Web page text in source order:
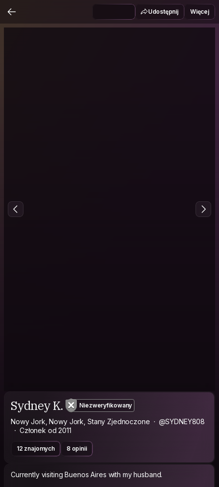
Udostępnij Więcej
Sydney K. Niezweryfikowany
Nowy Jork, Nowy Jork, Stany Zjednoczone
@SYDNEY808
Członek od 2011
12 znajomych 8 opinii
Currently visiting Buenos Aires with my husband.